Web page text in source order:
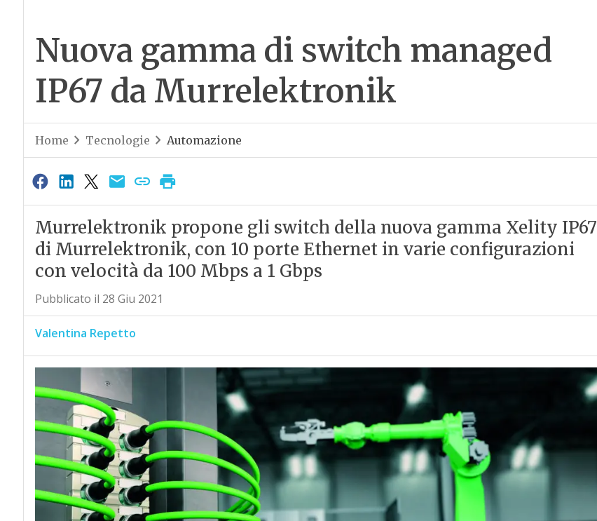
Nuova gamma di switch managed
IP67 da Murrelektronik
Home Tecnologie Automazione
Murrelektronik propone gli switch della nuova gamma Xelity IP67
di Murrelektronik, con 10 porte Ethernet in varie configurazioni
con velocità da 100 Mbps a 1 Gbps
Pubblicato il 28 Giu 2021
Valentina Repetto